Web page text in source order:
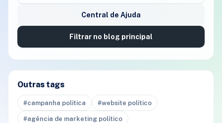
Central de Ajuda
Filtrar no blog principal
Outras tags
#campanha política #website político
#agência de marketing político